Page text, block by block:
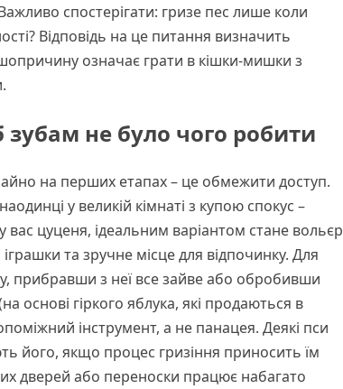
спостерігати: гризе пес лише коли
Відповідь на це питання визначить
означає грати в кішки-мишки з
зубам не було чого робити
на перших етапах – це обмежити доступ.
у великій кімнаті з купою спокус –
цуценя, ідеальним варіантом стане вольєр
та зручне місце для відпочинку. Для
прибравши з неї все зайве або обробивши
основі гіркого яблука, які продаються в
інструмент, а не панацея. Деякі пси
його, якщо процес гризіння приносить їм
дверей або переноски працює набагато